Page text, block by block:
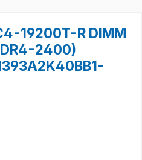
19200T-R DIMM
2400)